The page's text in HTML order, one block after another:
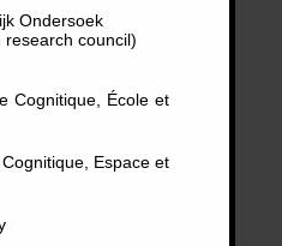
Ondersoek
council)
Cognitique, École et
Espace et